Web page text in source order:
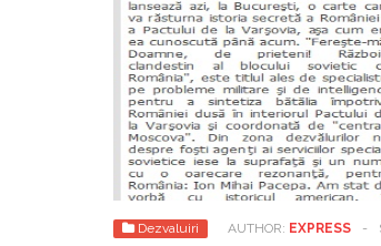
Dezvaluiri AUTHOR: EXPRESS -